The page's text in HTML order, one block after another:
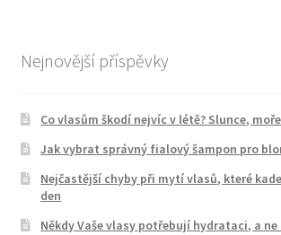
Nejnovější příspěvky
Co vlasům škodí nejvíc v létě? Slunce,
Jak vybrat správný fialový šampon pro
Nejčastější chyby při mytí vlasů, které
den
Někdy Vaše vlasy potřebují hydrataci, a ne